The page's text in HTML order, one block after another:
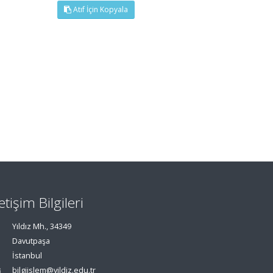
Atıf İçin Kopyala
Bilgileri
Yıldız Mh., 34349
Davutpaşa
İstanbul
bilgiislem@yildiz.edu.tr